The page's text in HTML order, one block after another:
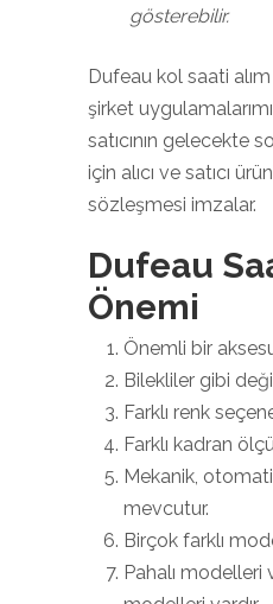
gösterebilir.
Dufeau kol saati alım
şirket
satıcının gelecekte
için alıcı ve satıcı
sözleşmesi imzalar.
Dufeau
Önemi
Önemli bir
Bilekliler gibi
Farklı renk
Farklı kadran
Mekanik,
mevcutur.
Birçok farklı
Pahalı modelleri